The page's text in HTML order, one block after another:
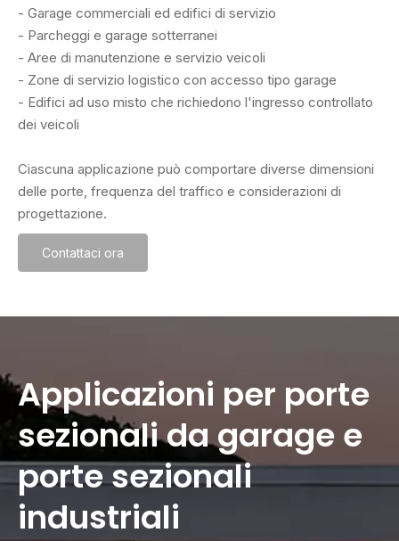
- Garage commerciali ed edifici di servizio
- Parcheggi e garage sotterranei
- Aree di manutenzione e servizio veicoli
- Zone di servizio logistico con accesso tipo garage
- Edifici ad uso misto che richiedono l'ingresso controllato
dei veicoli
Ciascuna applicazione può comportare diverse dimensioni
delle porte, frequenza del traffico e considerazioni di
progettazione.
Contattaci ora
Applicazioni per porte
sezionali da garage e
porte sezionali
industriali